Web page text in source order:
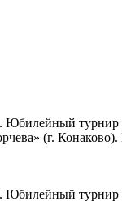
Юбилейный
(г.
Юбилейный